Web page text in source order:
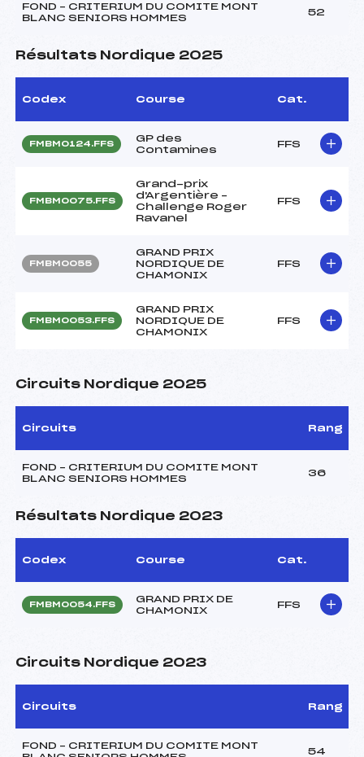
FOND – CRITERIUM DU COMITE MONT
BLANC SENIORS HOMMES
52
Résultats Nordique 2025
Codex Course Cat.
FMBM0124.FFS
GP des
Contamines
FFS
FMBM0075.FFS
Grand-prix
d'Argentière –
Challenge Roger
Ravanel
FFS
FMBM0055
GRAND PRIX
NORDIQUE DE
CHAMONIX
FFS
FMBM0053.FFS
GRAND PRIX
NORDIQUE DE
CHAMONIX
FFS
Circuits Nordique 2025
Circuits Rang
FOND – CRITERIUM DU COMITE MONT
BLANC SENIORS HOMMES
36
Résultats Nordique 2023
Codex Course Cat.
FMBM0054.FFS
GRAND PRIX DE
CHAMONIX
FFS
Circuits Nordique 2023
Circuits Rang
FOND – CRITERIUM DU COMITE MONT
54